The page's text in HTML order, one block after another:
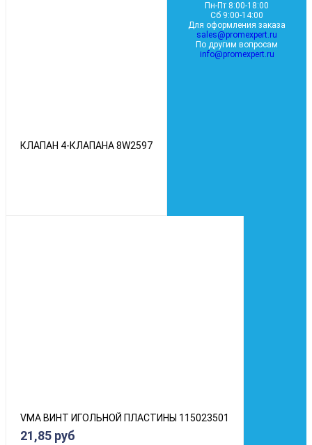
КЛАПАН 4-КЛАПАНА 8W2597
VMA ВИНТ ИГОЛЬНОЙ ПЛАСТИНЫ 115023501
21,85 руб
Пн-Пт 8:00-18:00
Сб 9:00-14:00
Для оформления заказа
sales@promexpert.ru
По другим вопросам
info@promexpert.ru